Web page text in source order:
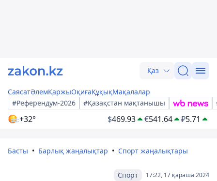
Қаз
СаясатӘлемҚаржыОқиғаҚұқықМақалалар
#Референдум-2026
#Қазақстан мақтанышы
+32° $469.93 €541.64 ₽5.71
Басты Барлық жаңалықтар Спорт жаңалықтары
17:22, 17 қараша 2024
Спорт